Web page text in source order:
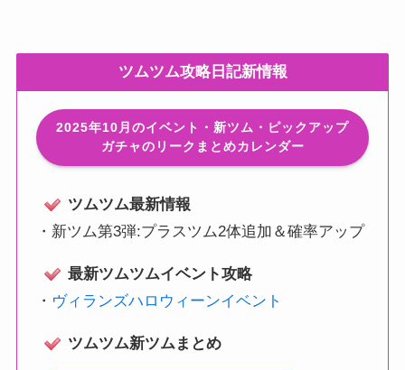
ツムツム攻略日記新情報
2025年10月のイベント・新ツム・ピックアップ
ガチャのリークまとめカレンダー
ツムツム最新情報
・ 新ツム第3弾:プラスツム2体追加＆確率アップ
最新ツムツムイベント攻略
・ ヴィランズハロウィーンイベント
ツムツム新ツムまとめ